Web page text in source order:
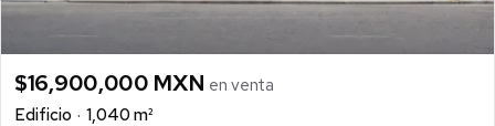
$16,900,000 MXN en venta
Edificio
1,040 m²